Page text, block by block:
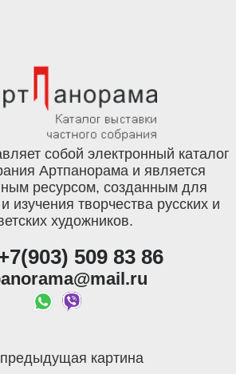
собой электронный каталог
Артпанорама и является
ресурсом, созданным для
изучения творчества русских и
художников.
509 83 86
предыдущая картина